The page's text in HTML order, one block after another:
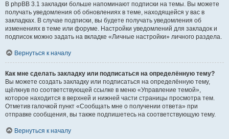
В phpBB 3.1 закладки больше напоминают подписки на темы. Вы можете
получать уведомления об обновлениях в теме, находящейся у вас в
закладках. В случае подписки, вы будете получать уведомления об
изменениях в теме или форуме. Настройки уведомлений для закладок и
подписок можно задать на вкладке «Личные настройки» личного раздела.
Вернуться к началу
Как мне сделать закладку или подписаться на определённую тему?
Вы можете создать закладку или подписаться на определённую тему,
щёлкнув по соответствующей ссылке в меню «Управление темой»,
которое находится в верхней и нижней части страницы просмотра тем.
Отметив галочкой пункт «Сообщать мне о получении ответа» при
отправке сообщения, вы также подпишетесь на соответствующую тему.
Вернуться к началу